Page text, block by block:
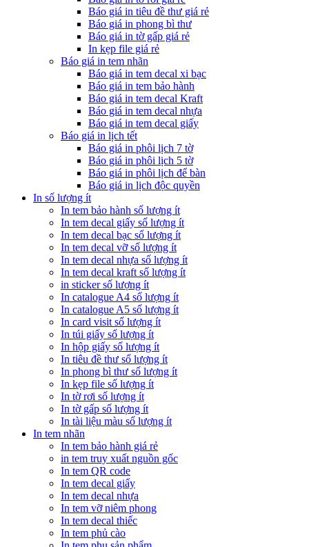
Báo giá in tiêu đề thư giá rẻ
Báo giá in phong bì thư
Báo giá in tờ gấp giá rẻ
In kẹp file giá rẻ
Báo giá in tem nhãn
Báo giá in tem decal xi bạc
Báo giá in tem bảo hành
Báo giá in tem decal Kraft
Báo giá in tem decal nhựa
Báo giá in tem decal giấy
Báo giá in lịch tết
Báo giá in phôi lịch 7 tờ
Báo giá in phôi lịch 5 tờ
Báo giá in phôi lịch để bàn
Báo giá in lịch độc quyền
In số lượng ít
In tem bảo hành số lượng ít
In tem decal giấy số lượng ít
In tem decal bạc số lượng ít
In tem decal vỡ số lượng ít
In tem decal nhựa số lượng ít
In tem decal kraft số lượng ít
in sticker số lượng ít
In catalogue A4 số lượng ít
In catalogue A5 số lượng ít
In card visit số lượng ít
In túi giấy số lượng ít
In hộp giấy số lượng ít
In tiêu đề thư số lượng ít
In phong bì thư số lượng ít
In kẹp file số lượng ít
In tờ rơi số lượng ít
In tờ gấp số lượng ít
In tài liệu màu số lượng ít
In tem nhãn
In tem bảo hành giá rẻ
in tem truy xuất nguồn gốc
In tem QR code
In tem decal giấy
In tem decal nhựa
In tem vỡ niêm phong
In tem decal thiếc
In tem phủ cào